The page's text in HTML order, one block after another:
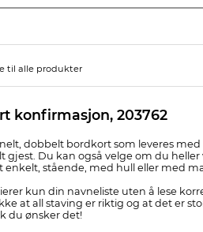
til alle produkter
konfirmasjon, 203762
dobbelt bordkort som leveres med
gjest. Du kan også velge om du heller
enkelt, stående, med hull eller med
kun din navneliste uten å lese
at all staving er riktig og at det er
du ønsker det!